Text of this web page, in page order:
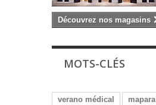
Découvrez nos magasins
MOTS-CLÉS
verano médical
mapara